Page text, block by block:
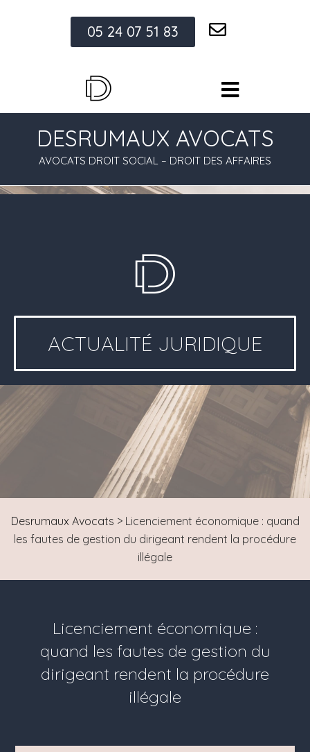
05 24 07 51 83
DESRUMAUX AVOCATS
AVOCATS DROIT SOCIAL – DROIT DES AFFAIRES
ACTUALITÉ JURIDIQUE
Desrumaux Avocats > Licenciement économique : quand
les fautes de gestion du dirigeant rendent la procédure
illégale
Licenciement économique :
quand les fautes de gestion du
dirigeant rendent la procédure
illégale